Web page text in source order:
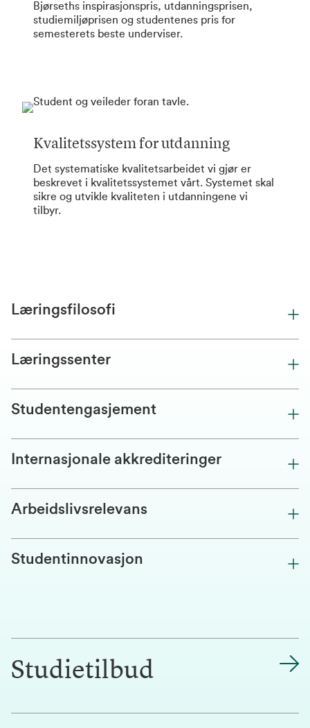
Bjørseths inspirasjonspris, utdanningsprisen,
studiemiljøprisen og studentenes pris for
semesterets beste underviser.
Kvalitetssystem for utdanning
Det systematiske kvalitetsarbeidet vi gjør er
beskrevet i kvalitetssystemet vårt. Systemet skal
sikre og utvikle kvaliteten i utdanningene vi
tilbyr.
Læringsfilosofi
Læringssenter
Studentengasjement
Internasjonale akkrediteringer
Arbeidslivsrelevans
Studentinnovasjon
Studietilbud